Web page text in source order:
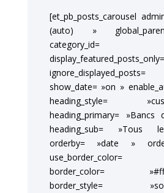
[et_pb_posts_carousel
(auto) »
show_date= »on »
heading_style=
heading_primary= »Bancs
heading_sub=
orderby= »date »
border_color=
border_style=